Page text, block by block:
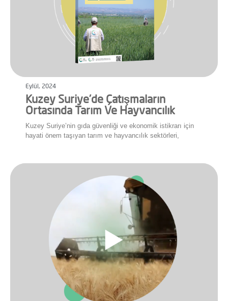
Eylül, 2024
Kuzey Suriye’de Çatışmaların
Ortasında Tarım Ve Hayvancılık
Kuzey Suriye’nin gıda güvenliği ve ekonomik istikrarı için
hayati önem taşıyan tarım ve hayvancılık sektörleri,